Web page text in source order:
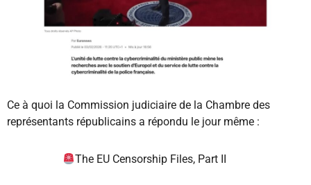
Ce à quoi la Commission judiciaire de la Chambre des
représentants républicains a répondu le jour même :
The EU Censorship Files, Part II